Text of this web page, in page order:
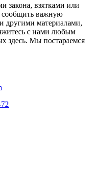
закона, взятками или
сообщить важную
другими материалами,
с нами любым
здесь. Мы постараемся